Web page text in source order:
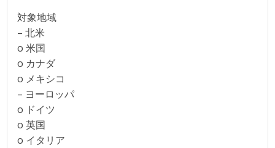
対象地域
– 北米
o 米国
o カナダ
o メキシコ
– ヨーロッパ
o ドイツ
o 英国
o イタリア